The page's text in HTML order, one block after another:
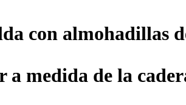
con almohadillas
a medida de la